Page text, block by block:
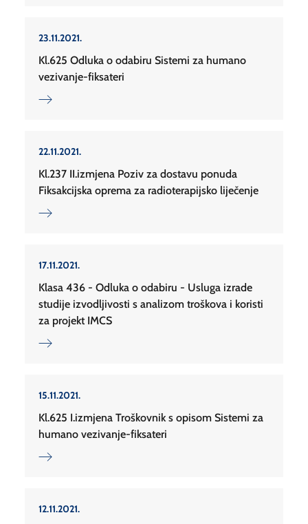
23.11.2021.
Kl.625 Odluka o odabiru Sistemi za humano
vezivanje-fiksateri
22.11.2021.
Kl.237 II.izmjena Poziv za dostavu ponuda
Fiksakcijska oprema za radioterapijsko liječenje
17.11.2021.
Klasa 436 - Odluka o odabiru - Usluga izrade
studije izvodljivosti s analizom troškova i koristi
za projekt IMCS
15.11.2021.
Kl.625 I.izmjena Troškovnik s opisom Sistemi za
humano vezivanje-fiksateri
12.11.2021.